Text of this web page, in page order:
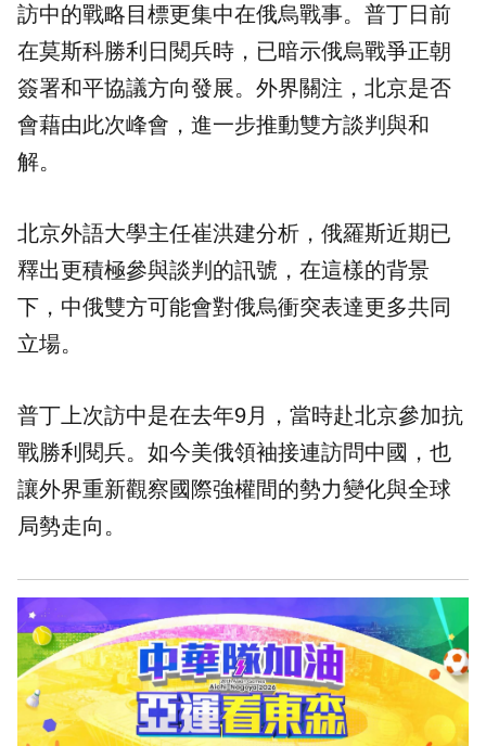
訪中的戰略目標更集中在俄烏戰事。普丁日前
在莫斯科勝利日閱兵時，已暗示俄烏戰爭正朝
簽署和平協議方向發展。外界關注，北京是否
會藉由此次峰會，進一步推動雙方談判與和
解。
北京外語大學主任崔洪建分析，俄羅斯近期已
釋出更積極參與談判的訊號，在這樣的背景
下，中俄雙方可能會對俄烏衝突表達更多共同
立場。
普丁上次訪中是在去年9月，當時赴北京參加抗
戰勝利閱兵。如今美俄領袖接連訪問中國，也
讓外界重新觀察國際強權間的勢力變化與全球
局勢走向。